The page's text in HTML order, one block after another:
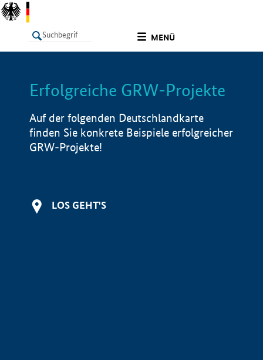
MENÜ
LISTE Info
Erfolgreiche GRW-Projekte
Auf der folgenden Deutschlandkarte
finden Sie konkrete Beispiele erfolgreicher
GRW-Projekte!
LOS GEHT'S